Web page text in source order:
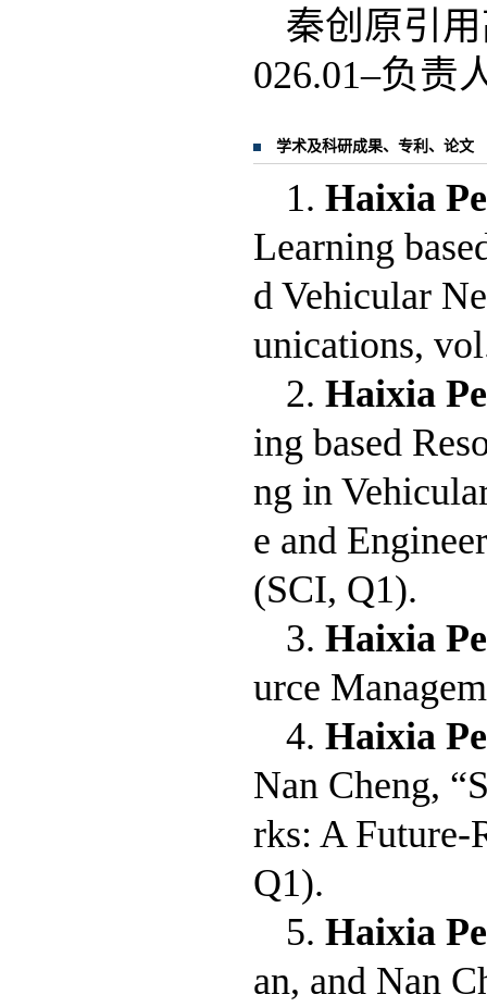
秦创原引
026.01–负责
学术及科研成果、专利、论文
1. Haixia
Learning
d Vehicular
unications,
2. Haixia
ing based
ng in
e and
(SCI, Q1).
3. Haixia
urce
4. Haixia
Nan Cheng,
rks: A Future-
Q1).
5. Haixia
an, and Nan